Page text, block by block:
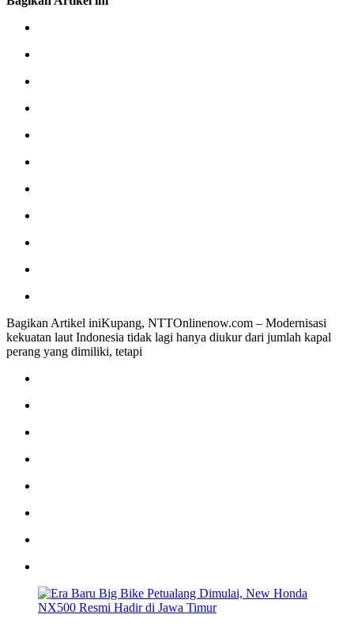
Bagikan Artikel iniKupang, NTTOnlinenow.com – Modernisasi
kekuatan laut Indonesia tidak lagi hanya diukur dari jumlah kapal
perang yang dimiliki, tetapi